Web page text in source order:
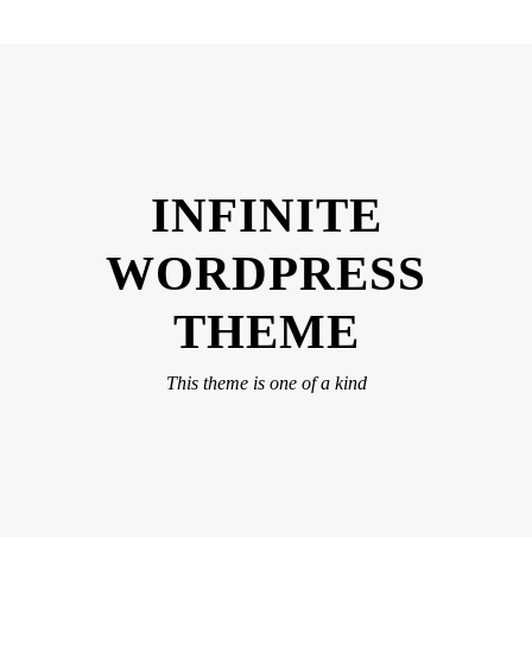
INFINITE
WORDPRESS
THEME
This theme is one of a kind